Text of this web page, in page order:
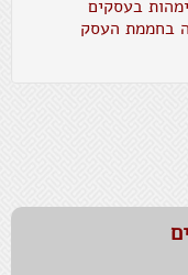
בעסקים
בחממת העסק